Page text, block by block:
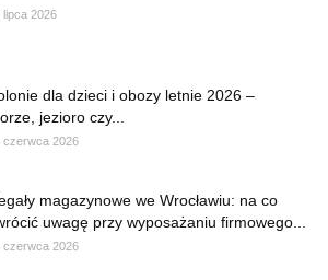
lipca 2026
dla dzieci i obozy letnie 2026 –
jezioro czy...
czerwca 2026
magazynowe we Wrocławiu: na co
uwagę przy wyposażaniu firmowego...
czerwca 2026